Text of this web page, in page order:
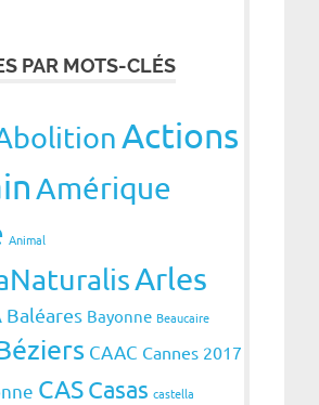
PAR MOTS-CLÉS
Actions
Amérique
Animal
Arles
Baléares Bayonne Beaucaire
CAAC Cannes 2017
CASCasas castella